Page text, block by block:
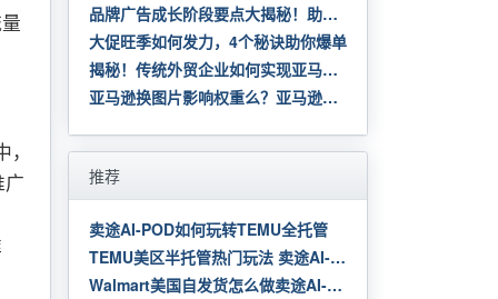
广
品牌广告成长阶段要点大揭秘！助力卖家更高效吸引消费者
大促旺季如何发力，4个秘诀助你爆单
揭秘！传统外贸企业如何实现亚马逊销量连续3年翻番？
亚马逊换图片影响权重么？亚马逊可以更换主图吗？
推荐
卖途AI-POD如何玩转TEMU全托管
TEMU美区半托管热门玩法 卖途AI-POD解读
Walmart美国自发货怎么做卖途AI-POD?